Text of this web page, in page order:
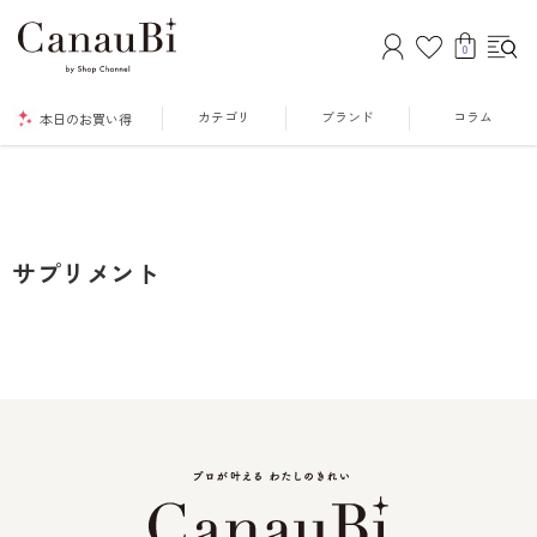
0
本日のお買い得 カテゴリ ブランド コラム
サプリメント